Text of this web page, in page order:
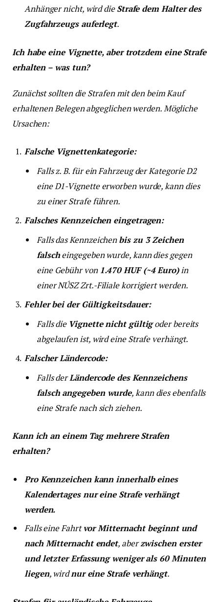
Anhänger nicht, wird dieStrafe dem Halter des
Zugfahrzeugs auferlegt.
Ich habe eine Vignette, aber trotzdem eine Strafe
erhalten – was tun?
Zunächst sollten die Strafen mit den beim Kauf
erhaltenen Belegen abgeglichen werden. Mögliche
Ursachen:
Falsche Vignettenkategorie:
Falls z. B. für ein Fahrzeug der Kategorie D2
eine D1-Vignette erworben wurde, kann dies
zu einer Strafe führen.
Falsches Kennzeichen eingetragen:
Falls das Kennzeichenbis zu 3 Zeichen
falscheingegeben wurde, kann dies gegen
eine Gebühr von 1.470 HUF (~4 Euro)in
einer NÚSZ Zrt.-Filiale korrigiert werden.
Fehler bei der Gültigkeitsdauer:
Falls die Vignette nicht gültigoder bereits
abgelaufen ist, wird eine Strafe verhängt.
Falscher Ländercode:
Falls derLändercode des Kennzeichens
falsch angegeben wurde, kann dies ebenfalls
eine Strafe nach sich ziehen.
Kann ich an einem Tag mehrere Strafen
erhalten?
Pro Kennzeichen kann innerhalb eines
Kalendertages nur eine Strafe verhängt
werden.
Falls eine Fahrtvor Mitternacht beginnt und
nach Mitternacht endet, aberzwischen erster
und letzter Erfassung weniger als 60 Minuten
liegen, wirdnur eine Strafe verhängt.